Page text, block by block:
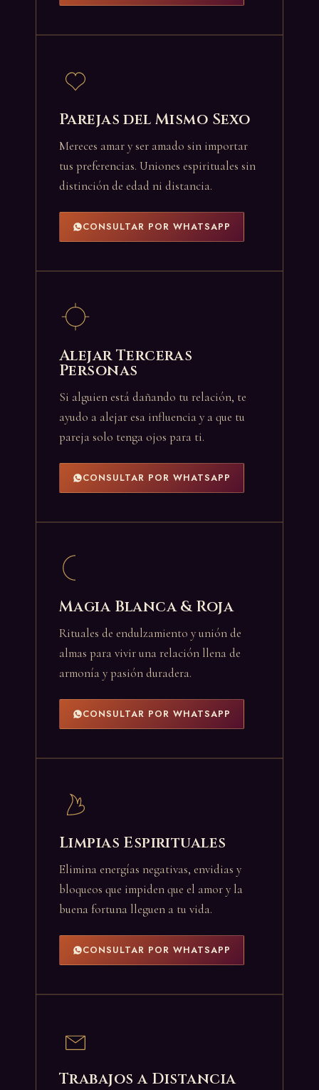
Parejas del Mismo Sexo
Mereces amar y ser amado sin importar
tus preferencias. Uniones espirituales sin
distinción de edad ni distancia.
CONSULTAR POR WHATSAPP
Alejar Terceras
Personas
Si alguien está dañando tu relación, te
ayudo a alejar esa influencia y a que tu
pareja solo tenga ojos para ti.
CONSULTAR POR WHATSAPP
Magia Blanca & Roja
Rituales de endulzamiento y unión de
almas para vivir una relación llena de
armonía y pasión duradera.
CONSULTAR POR WHATSAPP
Limpias Espirituales
Elimina energías negativas, envidias y
bloqueos que impiden que el amor y la
buena fortuna lleguen a tu vida.
CONSULTAR POR WHATSAPP
Trabajos a Distancia